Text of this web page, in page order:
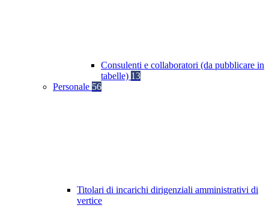
Consulenti e collaboratori (da pubblicare in
tabelle) 13
Personale 56
Titolari di incarichi dirigenziali amministrativi di
vertice